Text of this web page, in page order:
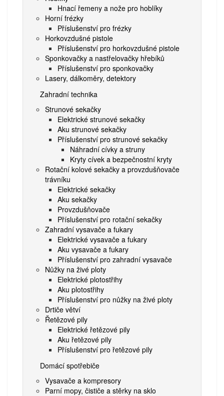
Hnací řemeny a nože pro hoblíky
Horní frézky
Příslušenství pro frézky
Horkovzdušné pistole
Příslušenství pro horkovzdušné pistole
Sponkovačky a nastřelovačky hřebíků
Příslušenství pro sponkovačky
Lasery, dálkoměry, detektory
Zahradní technika
Strunové sekačky
Elektrické strunové sekačky
Aku strunové sekačky
Příslušenství pro strunové sekačky
Náhradní cívky a struny
Kryty cívek a bezpečnostní kryty
Rotační kolové sekačky a provzdušňovače
trávníku
Elektrické sekačky
Aku sekačky
Provzdušňovače
Příslušenství pro rotační sekačky
Zahradní vysavače a fukary
Elektrické vysavače a fukary
Aku vysavače a fukary
Příslušenství pro zahradní vysavače
Nůžky na živé ploty
Elektrické plotostřihy
Aku plotostřihy
Příslušenství pro nůžky na živé ploty
Drtiče větví
Řetězové pily
Elektrické řetězové pily
Aku řetězové pily
Příslušenství pro řetězové pily
Domácí spotřebiče
Vysavače a kompresory
Parní mopy, čističe a stěrky na sklo